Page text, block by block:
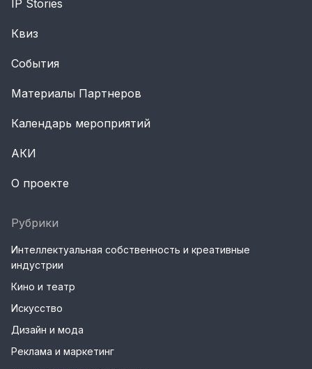
IP Stories
Квиз
События
Материалы Партнеров
Календарь мероприятий
АКИ
О проекте
Рубрики
Интеллектуальная собственность и креативные
индустрии
Кино и театр
Искусство
Дизайн и мода
Реклама и маркетинг